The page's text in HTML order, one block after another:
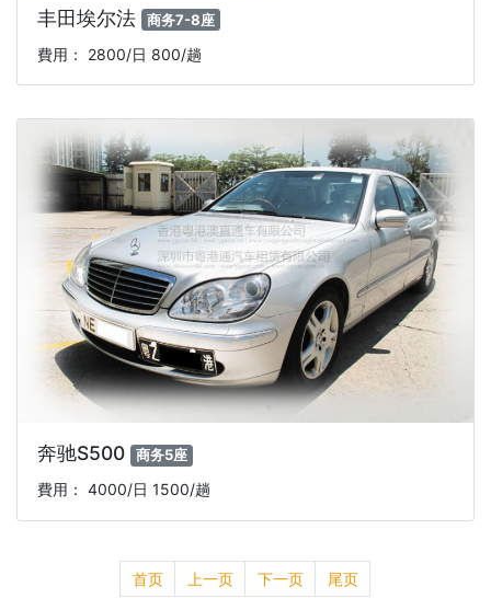
丰田埃尔法 商务7-8座
費用： 2800/日 800/趟
奔驰S500 商务5座
費用： 4000/日 1500/趟
首页 上一页 下一页 尾页